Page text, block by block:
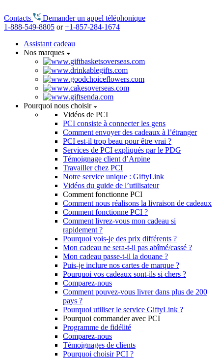
Contacts
Demander un appel téléphonique
1-888-549-8805 or+1-857-284-1674
Assistant cadeau
Nos marques
Pourquoi nous choisir
Vidéos de PCI
PCI consiste à connecter les gens
Comment envoyer des cadeaux à l’étranger
PCI est-il trop beau pour être vrai ?
Services de PCI expliqués par le PDG
Témoignage client d’Arpine
Travailler chez PCI
Notre service unique : GiftyLink
Vidéos du guide de l’utilisateur
Comment fonctionne PCI
Comment nous réalisons la livraison de cadeaux
Comment fonctionne PCI ?
Comment livrez-vous mon cadeau si
rapidement ?
Pourquoi vois-je des prix différents ?
Mon cadeau ne sera-t-il pas abîmé/cassé ?
Mon cadeau passe-t-il la douane ?
Puis-je inclure nos cartes de marque ?
Pourquoi vos cadeaux sont-ils si chers ?
Comparez-nous
Comment pouvez-vous livrer dans plus de 200
pays ?
Pourquoi utiliser le service GiftyLink ?
Pourquoi commander avec PCI
Programme de fidélité
Comparez-nous
Témoignages de clients
Pourquoi choisir PCI ?